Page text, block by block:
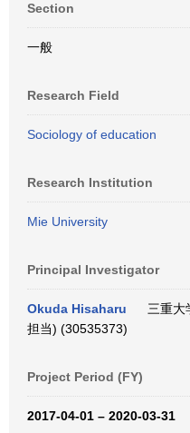
Section
一般
Research Field
Sociology of education
Research Institution
Mie University
Principal Investigator
Okuda Hisaharu
三重大
担当) (30535373)
Project Period (FY)
2017-04-01 – 2020-03-31